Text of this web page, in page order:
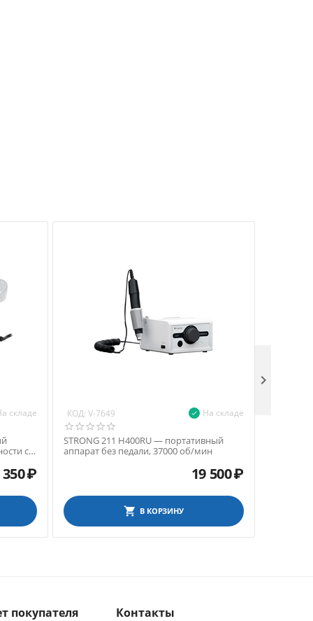
складе
с
₽
КОД: V-7649 На складе
STRONG 211 H400RU — портативный
аппарат без педали, 37000 об/мин
19 500₽
В КОРЗИНУ

покупателя Контакты